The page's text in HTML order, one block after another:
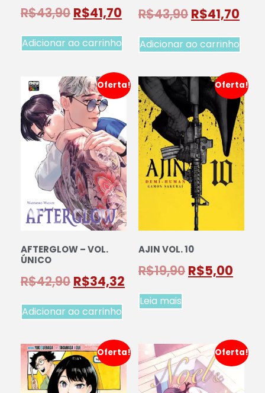
R$43,90 R$41,70
Adicionar ao carrinho
R$43,90 R$41,70
Adicionar ao carrinho
Oferta!
AFTERGLOW – VOL.
ÚNICO
R$42,90 R$34,32
Adicionar ao carrinho
Oferta!
AJIN VOL. 10
R$19,90 R$5,00
Leia mais
Oferta! Oferta!